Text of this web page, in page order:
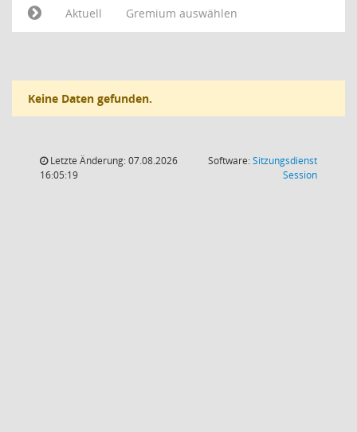
Aktuell
Gremium auswählen
Keine Daten gefunden.
Letzte Änderung: 07.08.2026
16:05:19
Software:Sitzungsdienst
Session(Wird in